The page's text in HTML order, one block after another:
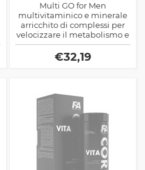
Multi GO for Men
multivitaminico e minerale
arricchito di complessi per
velocizzare il metabolismo e
migliorare la performance,
ricco di estratti vegetali
€32,19